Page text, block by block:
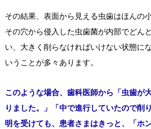
その結果、表面から見える虫歯はほんの
その穴から侵入した虫歯菌が内部でどん
い、大きく削らなければいけない状態に
いうことが多々あります。
このような場合、歯科医師から「虫歯が
りました。」「中で進行していたので削
明を受けても、患者さまはきっと、「ホ